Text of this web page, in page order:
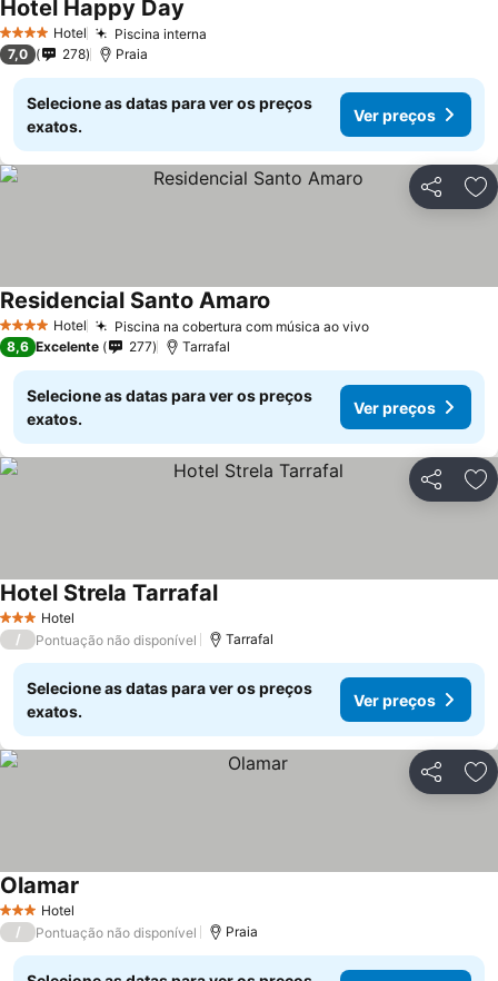
4 EstrelasHotel Piscina interna
Hotel Happy Day
7,0 278 Praia
Selecione as datas para ver os preços
exatos.
Ver preços
Partilhar
4 EstrelasHotel Piscina na cobertura com música ao vivo
Residencial Santo Amaro
8,6 Excelente 277 Tarrafal
Selecione as datas para ver os preços
exatos.
Ver preços
Partilhar
3 EstrelasHotel
Hotel Strela Tarrafal
/ Pontuação não disponível Tarrafal
Selecione as datas para ver os preços
exatos.
Ver preços
Partilhar
3 EstrelasHotel
Olamar
/ Pontuação não disponível Praia